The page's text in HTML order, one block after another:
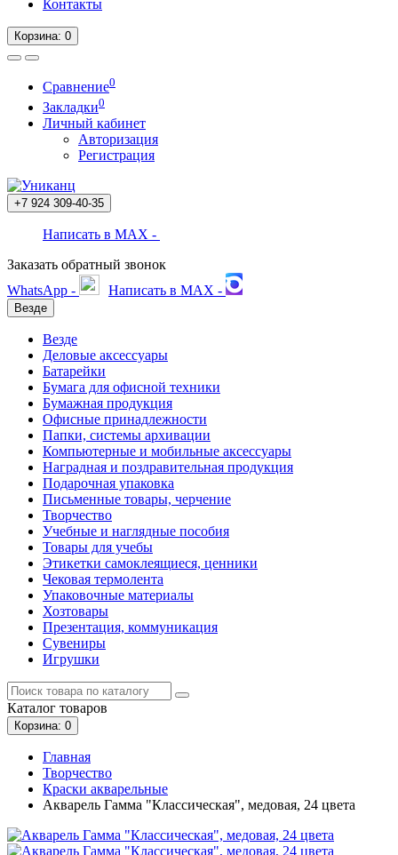
Контакты
Корзина: 0
Сравнение0
Закладки0
Личный кабинет
Авторизация
Регистрация
+7 924 309-40-35
Написать в MAX -
Заказать обратный звонок
WhatsApp -
Написать в MAX -
Везде
Везде
Деловые аксессуары
Батарейки
Бумага для офисной техники
Бумажная продукция
Офисные принадлежности
Папки, системы архивации
Компьютерные и мобильные аксессуары
Наградная и поздравительная продукция
Подарочная упаковка
Письменные товары, черчение
Творчество
Учебные и наглядные пособия
Товары для учебы
Этикетки самоклеящиеся, ценники
Чековая термолента
Упаковочные материалы
Хозтовары
Презентация, коммуникация
Сувениры
Игрушки
Каталог товаров
Корзина: 0
Главная
Творчество
Краски акварельные
Акварель Гамма "Классическая", медовая, 24 цвета